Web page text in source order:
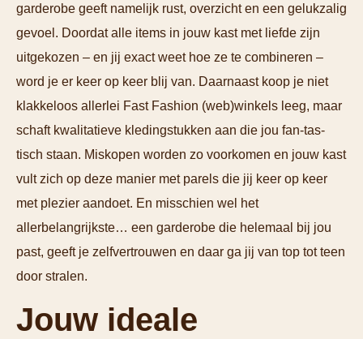
garderobe geeft namelijk rust, overzicht en een gelukzalig
gevoel. Doordat alle items in jouw kast met liefde zijn
uitgekozen – en jij exact weet hoe ze te combineren –
word je er keer op keer blij van. Daarnaast koop je niet
klakkeloos allerlei Fast Fashion (web)winkels leeg, maar
schaft kwalitatieve kledingstukken aan die jou fan-tas-
tisch staan. Miskopen worden zo voorkomen en jouw kast
vult zich op deze manier met parels die jij keer op keer
met plezier aandoet. En misschien wel het
allerbelangrijkste… een garderobe die helemaal bij jou
past, geeft je zelfvertrouwen en daar ga jij van top tot teen
door stralen.
Jouw ideale